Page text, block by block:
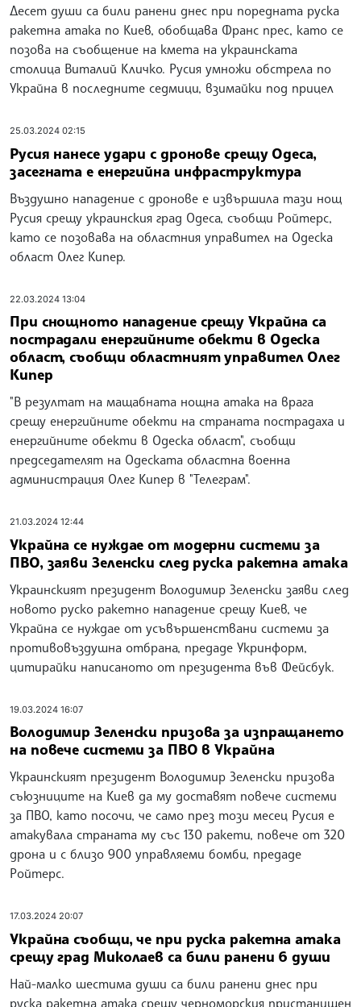
Десет души са били ранени днес при поредната руска
ракетна атака по Киев, обобщава Франс прес, като се
позова на съобщение на кмета на украинската
столица Виталий Кличко. Русия умножи обстрела по
Украйна в последните седмици, взимайки под прицел
25.03.2024 02:15
Русия нанесе удари с дронове срещу Одеса,
засегната е енергийна инфраструктура
Въздушно нападение с дронове е извършила тази нощ
Русия срещу украинския град Одеса, съобщи Ройтерс,
като се позовава на областния управител на Одеска
област Олег Кипер.
22.03.2024 13:04
При снощното нападение срещу Украйна са
пострадали енергийните обекти в Одеска
област, съобщи областният управител Олег
Кипер
"В резултат на мащабната нощна атака на врага
срещу енергийните обекти на страната пострадаха и
енергийните обекти в Одеска област", съобщи
председателят на Одеската областна военна
администрация Олег Кипер в "Телеграм".
21.03.2024 12:44
Украйна се нуждае от модерни системи за
ПВО, заяви Зеленски след руска ракетна атака
Украинският президент Володимир Зеленски заяви след
новото руско ракетно нападение срещу Киев, че
Украйна се нуждае от усъвършенствани системи за
противовъздушна отбрана, предаде Укринформ,
цитирайки написаното от президента във Фейсбук.
19.03.2024 16:07
Володимир Зеленски призова за изпращането
на повече системи за ПВО в Украйна
Украинският президент Володимир Зеленски призова
съюзниците на Киев да му доставят повече системи
за ПВО, като посочи, че само през този месец Русия е
атакувала страната му със 130 ракети, повече от 320
дрона и с близо 900 управляеми бомби, предаде
Ройтерс.
17.03.2024 20:07
Украйна съобщи, че при руска ракетна атака
срещу град Миколаев са били ранени 6 души
Най-малко шестима души са били ранени днес при
руска ракетна атака срещу черноморския пристанищен